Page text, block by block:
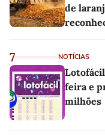
de
7 NOTÍCIAS
feira e
milhões